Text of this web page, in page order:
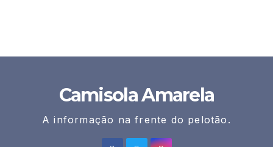
Camisola Amarela
A informação na frente do pelotão.